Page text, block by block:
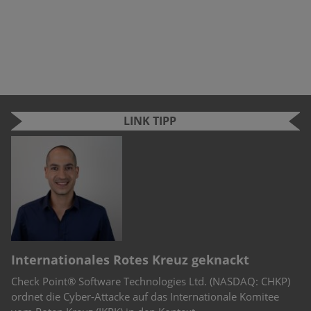
LINK TIPP
Internationales Rotes Kreuz geknackt
Check Point® Software Technologies Ltd. (NASDAQ: CHKP)
ordnet die Cyber-Attacke auf das Internationale Komitee